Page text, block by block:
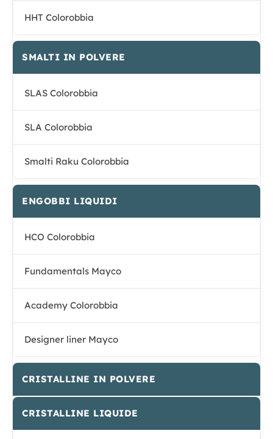
HHT Colorobbia
SMALTI IN POLVERE
SLAS Colorobbia
SLA Colorobbia
Smalti Raku Colorobbia
ENGOBBI LIQUIDI
HCO Colorobbia
Fundamentals Mayco
Academy Colorobbia
Designer liner Mayco
CRISTALLINE IN POLVERE
CRISTALLINE LIQUIDE